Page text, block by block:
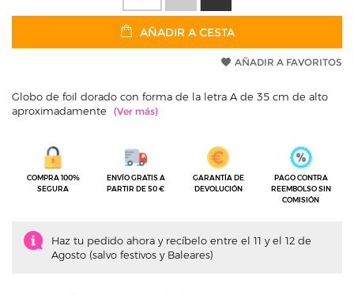
AÑADIR A CESTA
AÑADIR A FAVORITOS
Globo de foil dorado con forma de la letra A de 35 cm de alto
aproximadamente
COMPRA 100%
SEGURA
ENVÍO GRATIS A
PARTIR DE 50 €
GARANTÍA DE
DEVOLUCIÓN
PAGO CONTRA
REEMBOLSO SIN
COMISIÓN
Haz tu pedido ahora y recíbelo entre el 11 y el 12 de
Agosto (salvo festivos y Baleares)